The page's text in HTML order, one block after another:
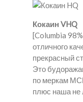
Кокаин VHQ
[Columbia
отличного
прекрасный
Это
по меркам
плюс наша не